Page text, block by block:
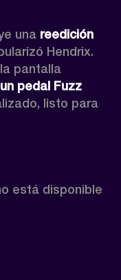
una reedición
Hendrix.
un pedal Fuzz
listo para
está disponible